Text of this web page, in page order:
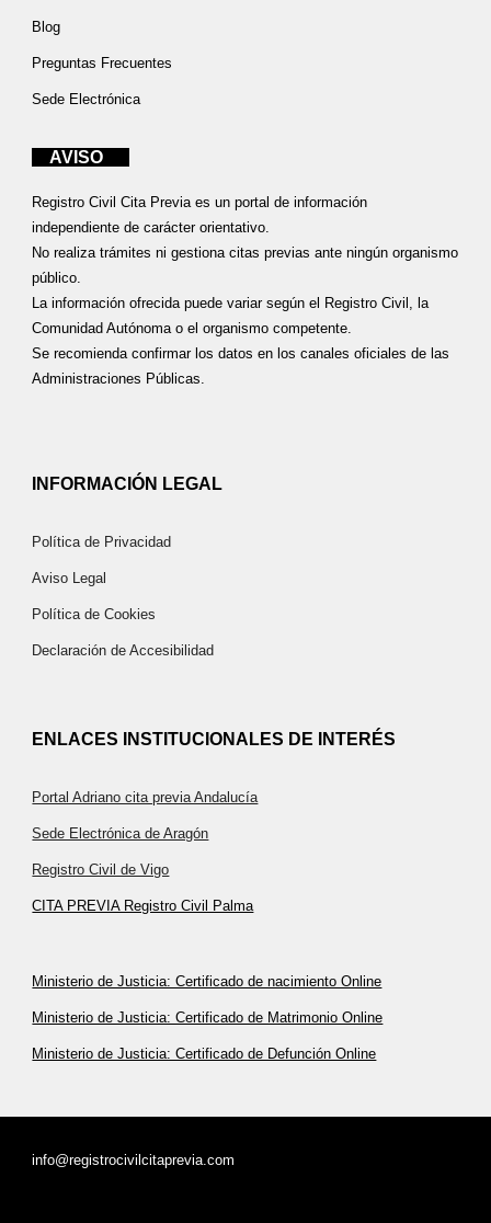
Blog
Preguntas Frecuentes
Sede Electrónica
AVISO
Registro Civil Cita Previa es un portal de información
independiente de carácter orientativo.
No realiza trámites ni gestiona citas previas ante ningún organismo
público.
La información ofrecida puede variar según el Registro Civil, la
Comunidad Autónoma o el organismo competente.
Se recomienda confirmar los datos en los canales oficiales de las
Administraciones Públicas.
INFORMACIÓN LEGAL
Política de Privacidad
Aviso Legal
Política de Cookies
Declaración de Accesibilidad
ENLACES INSTITUCIONALES DE INTERÉS
Portal Adriano cita previa Andalucía
Sede Electrónica de Aragón
Registro Civil de Vigo
CITA PREVIA Registro Civil Palma
Ministerio de Justicia: Certificado de nacimiento Online
Ministerio de Justicia: Certificado de Matrimonio Online
Ministerio de Justicia: Certificado de Defunción Online
info@registrocivilcitaprevia.com